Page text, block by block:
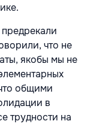
что не
якобы мы не
общими
в
трудности на